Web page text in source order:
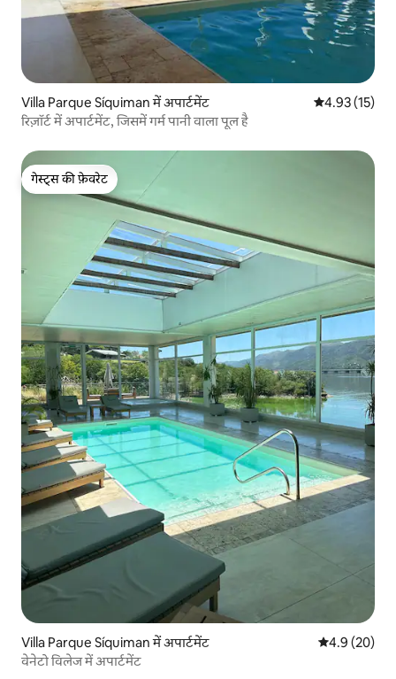
Villa Parque Síquiman में अपार्टमेंट औसत रेटिंग 5 में
4.93 (15)
रिज़ॉर्ट में अपार्टमेंट, जिसमें गर्म पानी वाला पूल है
गेस्ट्स की फ़ेवरेट
गेस्ट्स की फ़ेवरेट
Villa Parque Síquiman में अपार्टमेंट औसत रेटिंग 5 में
4.9 (20)
वेनेटो विलेज में अपार्टमेंट